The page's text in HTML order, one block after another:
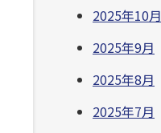
2025年10月
2025年9月
2025年8月
2025年7月